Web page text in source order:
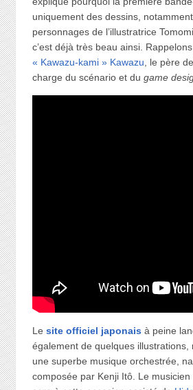
uniquement des dessins,
personnages de l’illustratrice
c’est déjà très beau ainsi.
« Kawazu-kami » Kawazu , le père
charge du scénario et du game
Le site officiel japonaisà peine
également de quelques illustrations,
une superbe musique orchestrée,
composée par Kenji Itô. Le